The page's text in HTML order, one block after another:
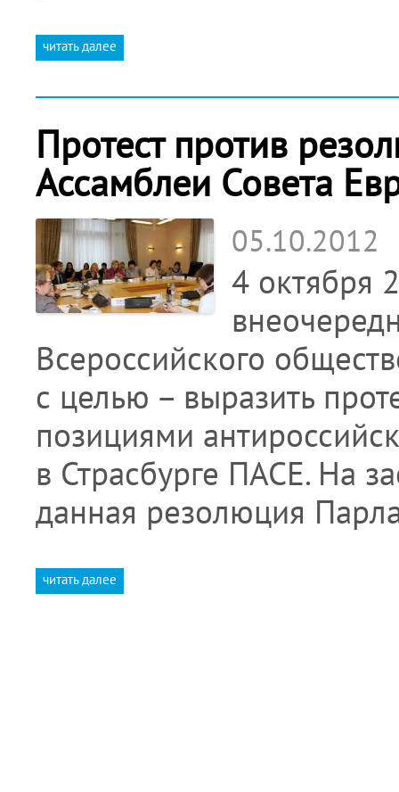
читать далее
Протест против
Ассамблеи Совета
05.10.2012
4 октября
Всероссийского
с целью – выразить
позициями
в Страсбурге ПАСЕ. На
данная резолюция
читать далее